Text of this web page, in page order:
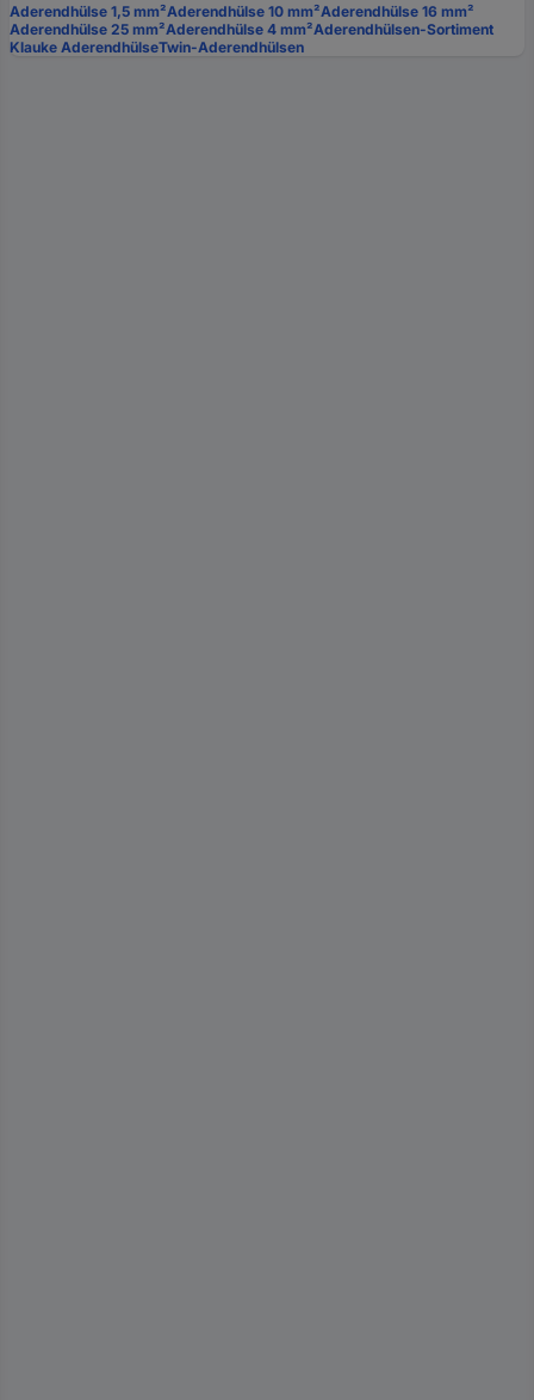
Aderendhülse 1,5 mm²Aderendhülse 10 mm²Aderendhülse 16 mm²
Aderendhülse 25 mm²Aderendhülse 4 mm²Aderendhülsen-Sortiment
Klauke AderendhülseTwin-Aderendhülsen